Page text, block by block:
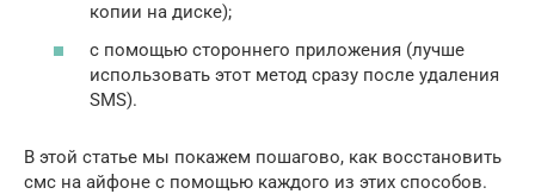
копии на диске);
с помощью стороннего приложения (лучше
использовать этот метод сразу после удаления
SMS).
В этой статье мы покажем пошагово, как восстановить
смс на айфоне с помощью каждого из этих способов.